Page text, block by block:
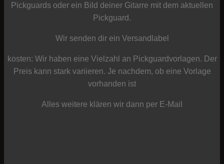
Pickguards oder ein Bild deiner Gitarre mit dem aktuellen
Pickguard.
Wir senden dir ein Versandlabel
kosten: Wir haben eine Vielzahl an Pickguardvorlagen. Der
Preis kann stark variieren. Je nachdem, ob eine Vorlage
vorhanden ist
Alles weitere klären wir dann per E-Mail